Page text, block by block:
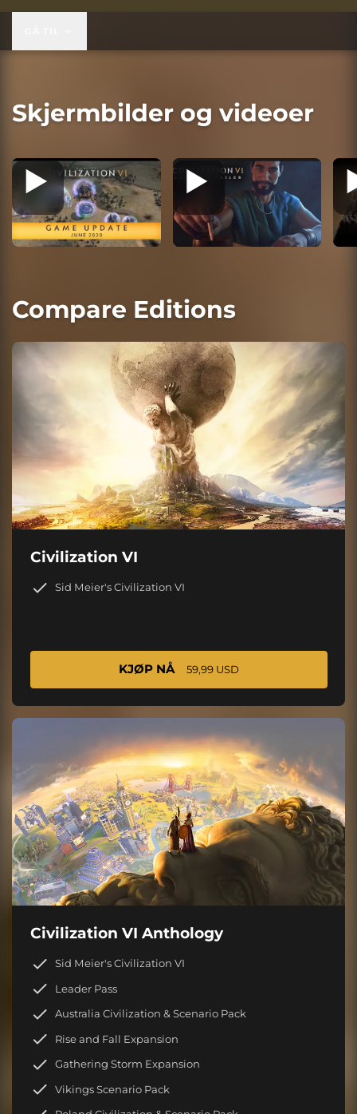
Skjermbilder og videoer
Compare Editions
Civilization VI
Sid Meier's Civilization VI
KJØP NÅ 59,99 USD
Civilization VI Anthology
Sid Meier's Civilization VI
Leader Pass
Australia Civilization & Scenario Pack
Rise and Fall Expansion
Gathering Storm Expansion
Vikings Scenario Pack